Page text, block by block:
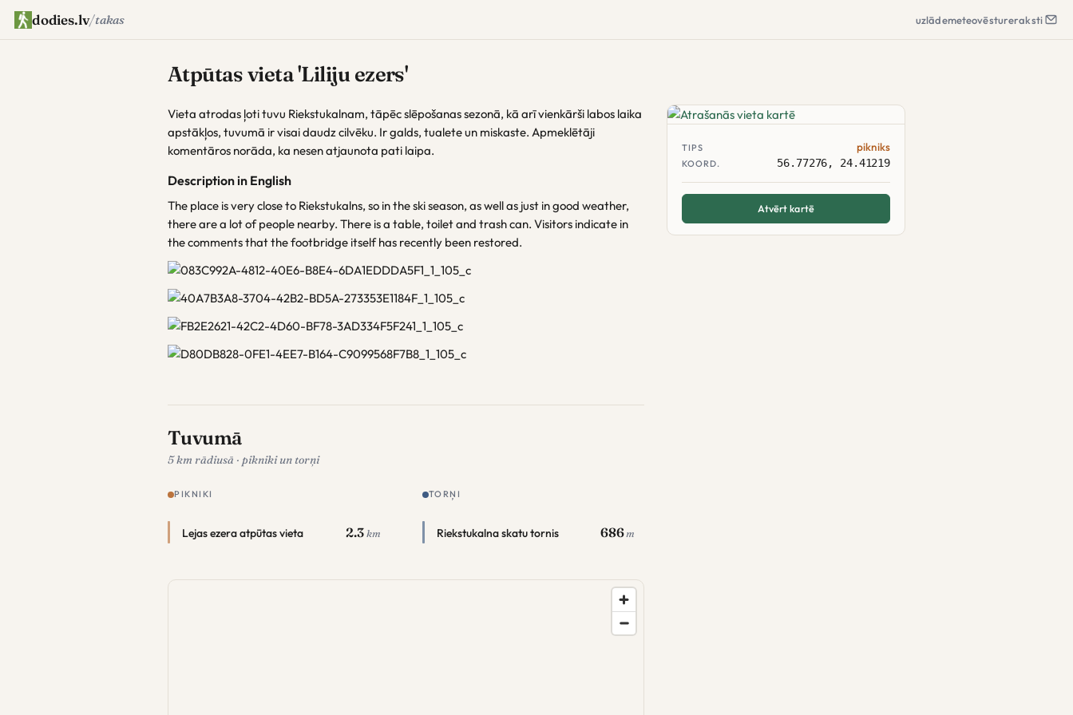
dodies.lv/takas uzlādemeteovēstureraksti
Atpūtas vieta 'Liliju ezers'
Vieta atrodas ļoti tuvu Riekstukalnam, tāpēc slēpošanas sezonā, kā arī vienkārši labos laika
apstākļos, tuvumā ir visai daudz cilvēku. Ir galds, tualete un miskaste. Apmeklētāji
komentāros norāda, ka nesen atjaunota pati laipa.
Description in English
The place is very close to Riekstukalns, so in the ski season, as well as just in good weather,
there are a lot of people nearby. There is a table, toilet and trash can. Visitors indicate in
the comments that the footbridge itself has recently been restored.
Tuvumā
5 km rādiusā · pikniki un torņi
PIKNIKI
Lejas ezera atpūtas vieta 2.3 km
TORŅI
Riekstukalna skatu tornis 686 m
TIPS pikniks
KOORD. 56.77276, 24.41219
Atvērt kartē